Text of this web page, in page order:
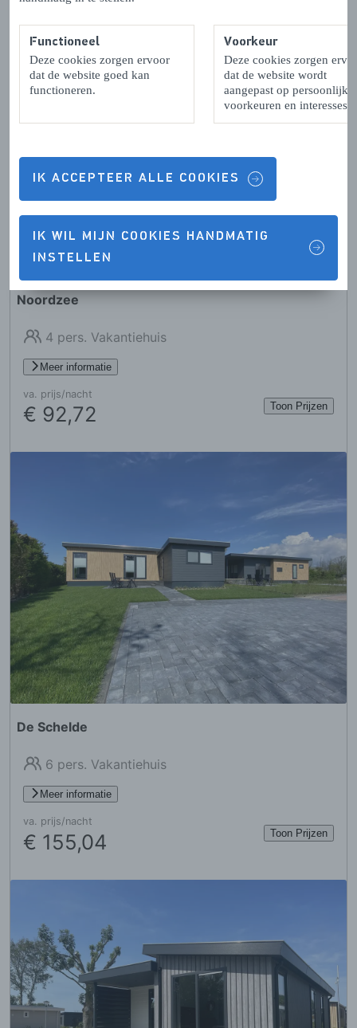
Functioneel
Deze cookies zorgen ervoor
dat de website goed kan
functioneren.
Voorkeur
Deze cookies zorgen
dat de website wordt
aangepast op persoonlijke
voorkeuren en interesses.
IK ACCEPTEER ALLE COOKIES
IK WIL MIJN COOKIES HANDMATIG
INSTELLEN